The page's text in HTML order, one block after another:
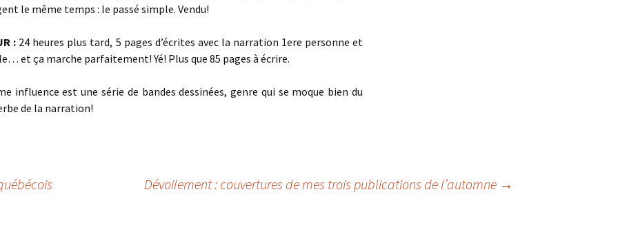
le même temps : le passé simple. Vendu!
: 24 heures plus tard, 5 pages d’écrites avec la narration 1ere personne et
et ça marche parfaitement! Yé! Plus que 85 pages à écrire.
influence est une série de bandes dessinées, genre qui se moque bien du
de la narration!
Dévoilement : couvertures de mes trois publications de l’automne →